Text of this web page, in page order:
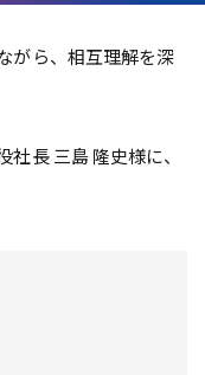
がら、相互理解を深
長 三島 隆史様に、